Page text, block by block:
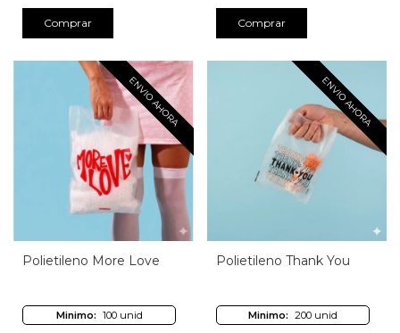
Comprar Comprar
ENVIO AHORA
Polietileno More Love
Minimo: 100 unid
ENVIO AHORA
Polietileno Thank You
Minimo: 200 unid